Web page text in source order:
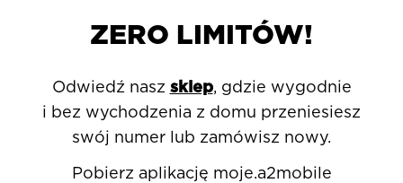
ZERO LIMITÓW!
Odwiedź nasz sklep, gdzie wygodnie
i bez wychodzenia z domu przeniesiesz
swój numer lub zamówisz nowy.
Pobierz aplikację moje.a2mobile